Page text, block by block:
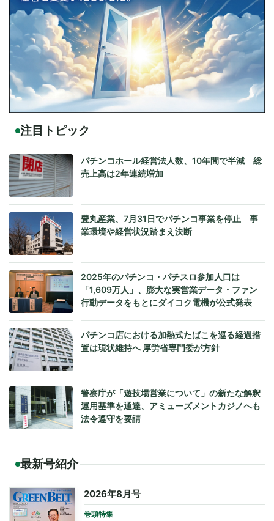
注目トピック
パチンコホール経営法人数、10年間で半減 総
売上高は2年連続増加
豊丸産業、7月31日でパチンコ事業を停止 事
業環境や経営状況踏まえ決断
2025年のパチンコ・パチスロ参加人口は
「1,609万人」、膨大な実営業データ・ファン
行動データをもとにダイコク電機が公式発表
パチンコ店における加熱式たばこを巡る経過措
置は現状維持へ 厚労省専門委が方針
警察庁が「遊技場営業について」の新たな解釈
運用基準を通達、アミューズメントカジノへも
法令遵守を要請
最新号紹介
2026年8月号
巻頭特集